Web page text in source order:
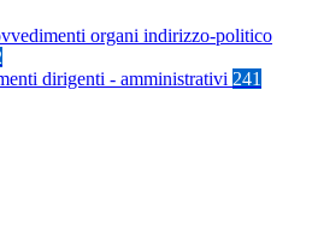
organi indirizzo-politico
dirigenti - amministrativi 241